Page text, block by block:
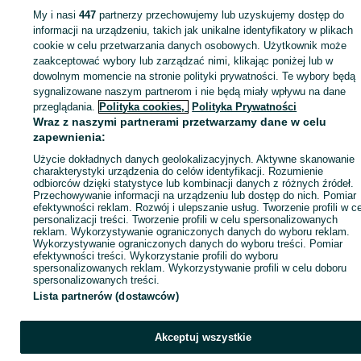
KATEGORIA
ID:727482517 Wyświetlenia:
Zadzwoń / SMS
My i nasi447 partnerzy przechowujemy lub uzyskujemy dostęp do
informacji na urządzeniu, takich jak unikalne identyfikatory w plikach
cookie w celu przetwarzania danych osobowych. Użytkownik może
zaakceptować wybory lub zarządzać nimi, klikając poniżej lub w
dowolnym momencie na stronie polityki prywatności. Te wybory będą
sygnalizowane naszym partnerom i nie będą miały wpływu na dane
przeglądania. Polityka cookies, Polityka Prywatności
Wraz z naszymi partnerami przetwarzamy dane w celu
zapewnienia:
Użycie dokładnych danych geolokalizacyjnych. Aktywne skanowanie
charakterystyki urządzenia do celów identyfikacji. Rozumienie
odbiorców dzięki statystyce lub kombinacji danych z różnych źródeł.
Przechowywanie informacji na urządzeniu lub dostęp do nich. Pomiar
efektywności reklam. Rozwój i ulepszanie usług. Tworzenie profili w
personalizacji treści. Tworzenie profili w celu spersonalizowanych
reklam. Wykorzystywanie ograniczonych danych do wyboru reklam.
Wykorzystywanie ograniczonych danych do wyboru treści. Pomiar
efektywności treści. Wykorzystanie profili do wyboru
spersonalizowanych reklam. Wykorzystywanie profili w celu doboru
spersonalizowanych treści.
Lista partnerów (dostawców)
Akceptuj wszystkie